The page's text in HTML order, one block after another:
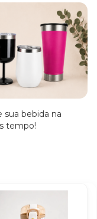
sua bebida na
tempo!